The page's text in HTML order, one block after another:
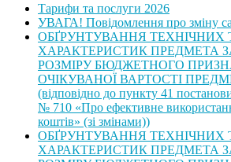
Тарифи та послуги 2026
УВАГА! Повідомлення про зміну
ОБҐРУНТУВАННЯ ТЕХНІЧНИХ
ХАРАКТЕРИСТИК ПРЕДМЕТА
РОЗМІРУ БЮДЖЕТНОГО
ОЧІКУВАНОЇ ВАРТОСТІ
(відповідно до пункту 41
№ 710 «Про ефективне
коштів» (зі змінами))
ОБҐРУНТУВАННЯ ТЕХНІЧНИХ
ХАРАКТЕРИСТИК ПРЕДМЕТА